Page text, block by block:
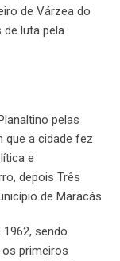
de Várzea do
luta pela
pelas
que a cidade fez
e
depois Três
de Maracás
1962, sendo
os primeiros